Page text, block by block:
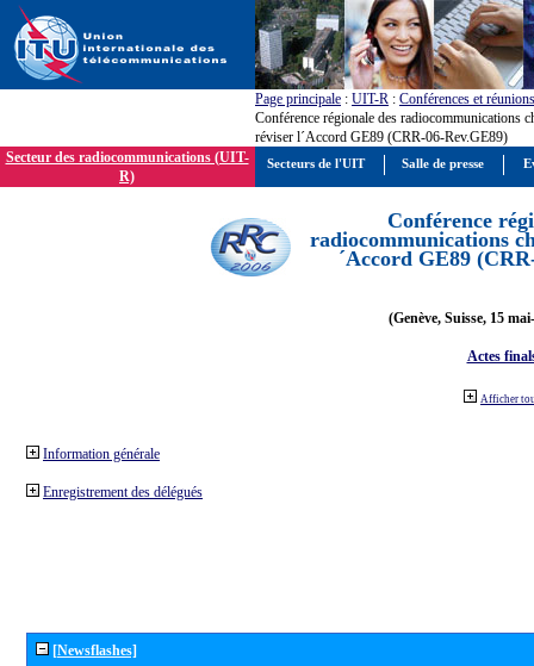
Page principale : UIT-R : Conférences et réunions
Conférence régionale des radiocommunications
réviser l´Accord GE89 (CRR-06-Rev.GE89)
Secteur des radiocommunications (UIT-
R)
Conférence
radiocommunications
´Accord GE89
(Genève, Suisse, 15
Actes
Afficher
Information générale
Enregistrement des délégués
[Newsflashes]
Secteurs de l'UIT Salle de presse